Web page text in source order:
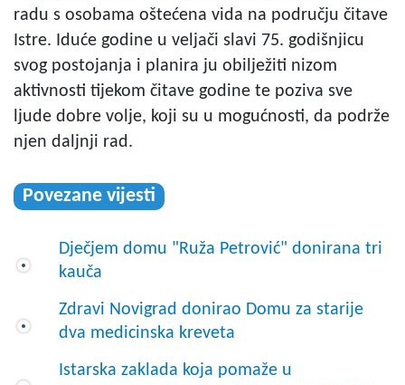
radu s osobama oštećena vida na području čitave
Istre. Iduće godine u veljači slavi 75. godišnjicu
svog postojanja i planira ju obilježiti nizom
aktivnosti tijekom čitave godine te poziva sve
ljude dobre volje, koji su u mogućnosti, da podrže
njen daljnji rad.
Povezane vijesti
Dječjem domu "Ruža Petrović" donirana tri
kauča
Zdravi Novigrad donirao Domu za starije
dva medicinska kreveta
Istarska zaklada koja pomaže u